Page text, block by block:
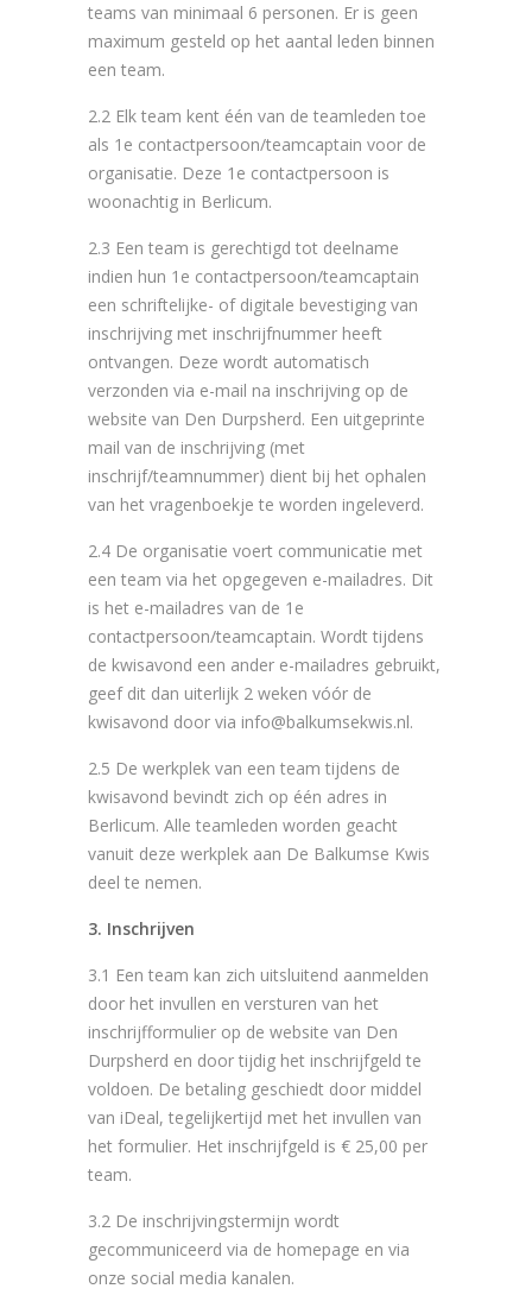
teams van minimaal 6 personen. Er is geen
maximum gesteld op het aantal leden binnen
een team.
2.2 Elk team kent één van de teamleden toe
als 1e contactpersoon/teamcaptain voor de
organisatie. Deze 1e contactpersoon is
woonachtig in Berlicum.
2.3 Een team is gerechtigd tot deelname
indien hun 1e contactpersoon/teamcaptain
een schriftelijke- of digitale bevestiging van
inschrijving met inschrijfnummer heeft
ontvangen. Deze wordt automatisch
verzonden via e-mail na inschrijving op de
website van Den Durpsherd. Een uitgeprinte
mail van de inschrijving (met
inschrijf/teamnummer) dient bij het ophalen
van het vragenboekje te worden ingeleverd.
2.4 De organisatie voert communicatie met
een team via het opgegeven e-mailadres. Dit
is het e-mailadres van de 1e
contactpersoon/teamcaptain. Wordt tijdens
de kwisavond een ander e-mailadres gebruikt,
geef dit dan uiterlijk 2 weken vóór de
kwisavond door via info@balkumsekwis.nl.
2.5 De werkplek van een team tijdens de
kwisavond bevindt zich op één adres in
Berlicum. Alle teamleden worden geacht
vanuit deze werkplek aan De Balkumse Kwis
deel te nemen.
3. Inschrijven
3.1 Een team kan zich uitsluitend aanmelden
door het invullen en versturen van het
inschrijfformulier op de website van Den
Durpsherd en door tijdig het inschrijfgeld te
voldoen. De betaling geschiedt door middel
van iDeal, tegelijkertijd met het invullen van
het formulier. Het inschrijfgeld is € 25,00 per
team.
3.2 De inschrijvingstermijn wordt
gecommuniceerd via de homepage en via
onze social media kanalen.